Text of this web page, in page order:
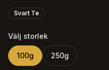
Svart Te
Välj storlek
100g 250g